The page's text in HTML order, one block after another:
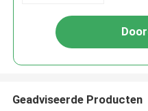
Geadviseerde Producten